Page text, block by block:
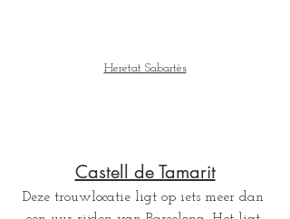
Heretat Sabartès
Castell de Tamarit
Deze trouwlocatie ligt op iets meer dan